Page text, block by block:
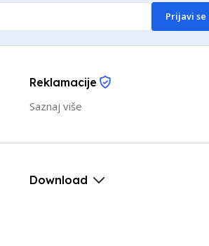
Prijavi se
Reklamacije
Saznaj više
Download